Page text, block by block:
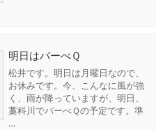
明日はバーべＱ
松井です。明日は月曜日なので、
お休みです。今、こんなに風が強
く、雨が降っていますが、明日、
藁科川でバーべＱの予定です。準
…